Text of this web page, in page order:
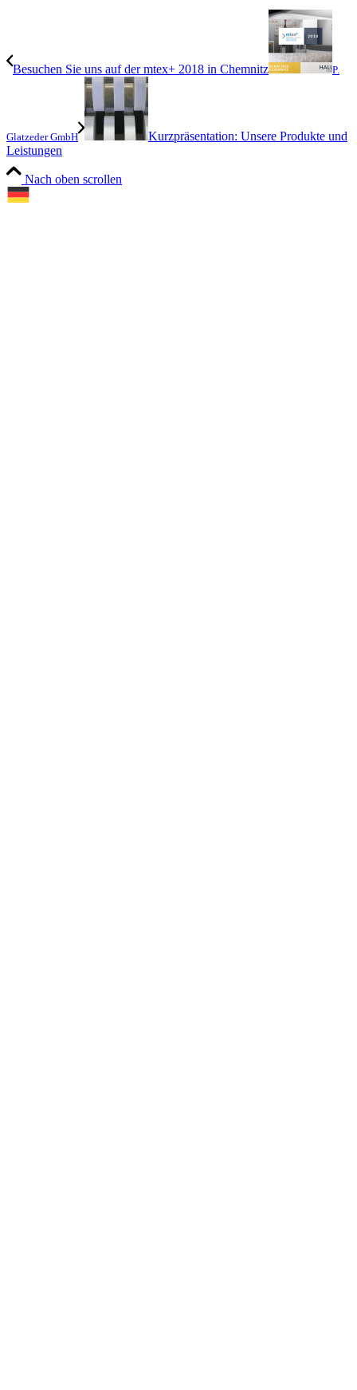
Besuchen Sie uns auf der mtex+ 2018 in Chemnitz P.
Glatzeder GmbH
Kurzpräsentation: Unsere Produkte und
Leistungen
Nach oben scrollen